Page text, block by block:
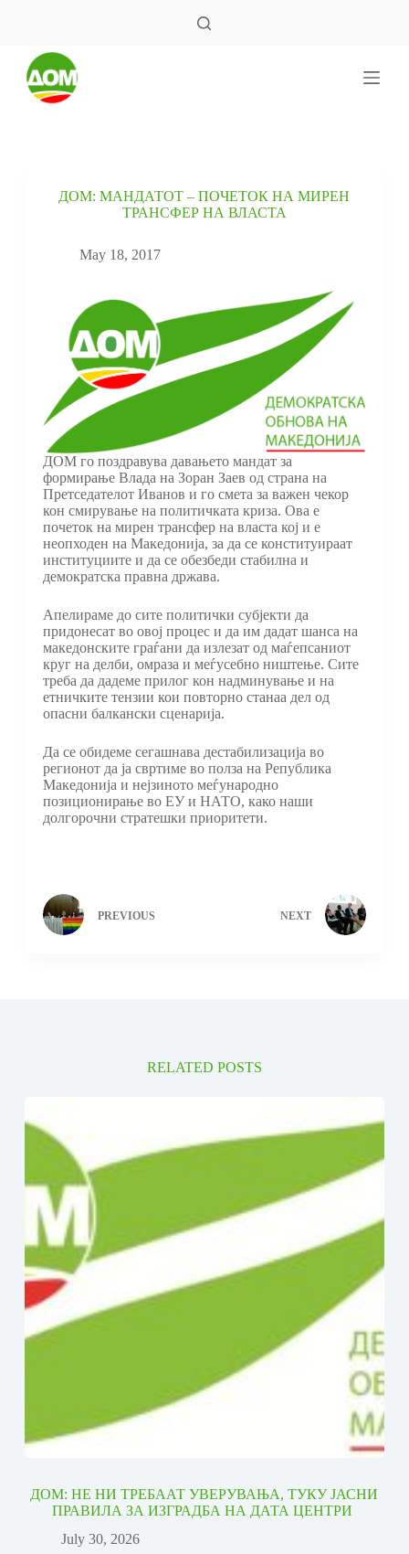
ДОМ: МАНДАТОТ – ПОЧЕТОК НА МИРЕН
ТРАНСФЕР НА ВЛАСТА
May 18, 2017
ДОМ го поздравува давањето мандат за
формирање Влада на Зоран Заев од страна на
Претседателот Иванов и го смета за важен чекор
кон смирување на политичката криза. Ова е
почеток на мирен трансфер на власта кој и е
неопходен на Македонија, за да се конституираат
институциите и да се обезбеди стабилна и
демократска правна држава.
Апелираме до сите политички субјекти да
придонесат во овој процес и да им дадат шанса на
македонските граѓани да излезат од маѓепсаниот
круг на делби, омраза и меѓусебно ништење. Сите
треба да дадеме прилог кон надминување и на
етничките тензии кои повторно станаа дел од
опасни балкански сценарија.
Да се обидеме сегашнава дестабилизација во
регионот да ја свртиме во полза на Република
Македонија и нејзиното меѓународно
позиционирање во ЕУ и НАТО, како наши
долгорочни стратешки приоритети.
PREVIOUS NEXT
RELATED POSTS
ДОМ: НЕ НИ ТРЕБААТ УВЕРУВАЊА, ТУКУ ЈАСНИ
ПРАВИЛА ЗА ИЗГРАДБА НА ДАТА ЦЕНТРИ
July 30, 2026